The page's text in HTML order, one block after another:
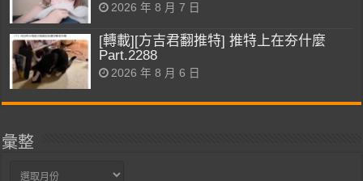
2026 年 8 月 7 日
[轉載][方吉君翻推特] 推特上在夯什麼
Part.2288
2026 年 8 月 6 日
彙整
彙